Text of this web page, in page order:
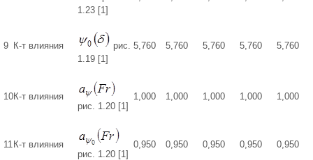
1.23 [1]
9 К-т влияния
рис.
1.19 [1]
5,760 5,760 5,760 5,760 5,760
10К-т влияния
рис. 1.20 [1]
1,000 1,000 1,000 1,000 1,000
11 К-т влияния
рис. 1.20 [1]
0,950 0,950 0,950 0,950 0,950